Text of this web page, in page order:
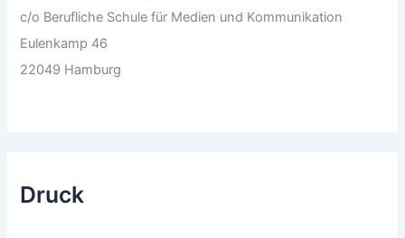
c/o Berufliche Schule für Medien und Kommunikation
Eulenkamp 46
22049 Hamburg
Druck